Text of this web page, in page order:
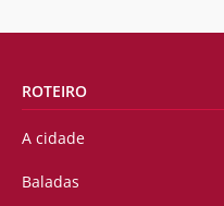
ROTEIRO
A cidade
Baladas